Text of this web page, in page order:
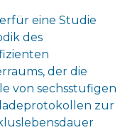
eine Studie
des
der die
von sechsstufigen
zur